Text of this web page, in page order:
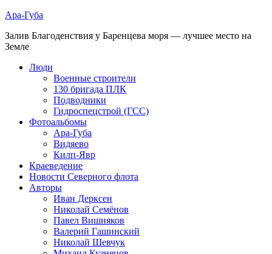
Ара-Губа
Залив Благоденствия у Баренцева моря — лучшее место на
Земле
Люди
Военные строители
130 бригада ПЛК
Подводники
Гидроспецстрой (ГСС)
Фотоальбомы
Ара-Губа
Видяево
Килп-Явр
Краеведение
Новости Северного флота
Авторы
Иван Дерксен
Николай Семёнов
Павел Вишняков
Валерий Гашинский
Николай Шевчук